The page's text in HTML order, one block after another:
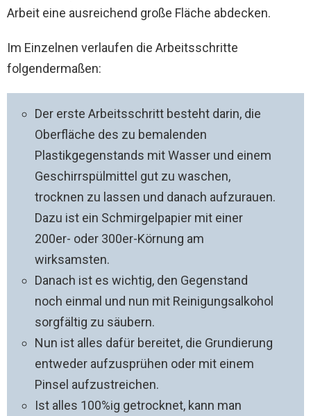
Arbeit eine ausreichend große Fläche abdecken.
Im Einzelnen verlaufen die Arbeitsschritte
folgendermaßen:
Der erste Arbeitsschritt besteht darin, die
Oberfläche des zu bemalenden
Plastikgegenstands mit Wasser und einem
Geschirrspülmittel gut zu waschen,
trocknen zu lassen und danach aufzurauen.
Dazu ist ein Schmirgelpapier mit einer
200er- oder 300er-Körnung am
wirksamsten.
Danach ist es wichtig, den Gegenstand
noch einmal und nun mit Reinigungsalkohol
sorgfältig zu säubern.
Nun ist alles dafür bereitet, die Grundierung
entweder aufzusprühen oder mit einem
Pinsel aufzustreichen.
Ist alles 100%ig getrocknet, kann man